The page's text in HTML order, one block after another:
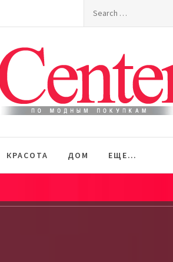
Search
КРАСОТА ДОМ ЕЩЕ…